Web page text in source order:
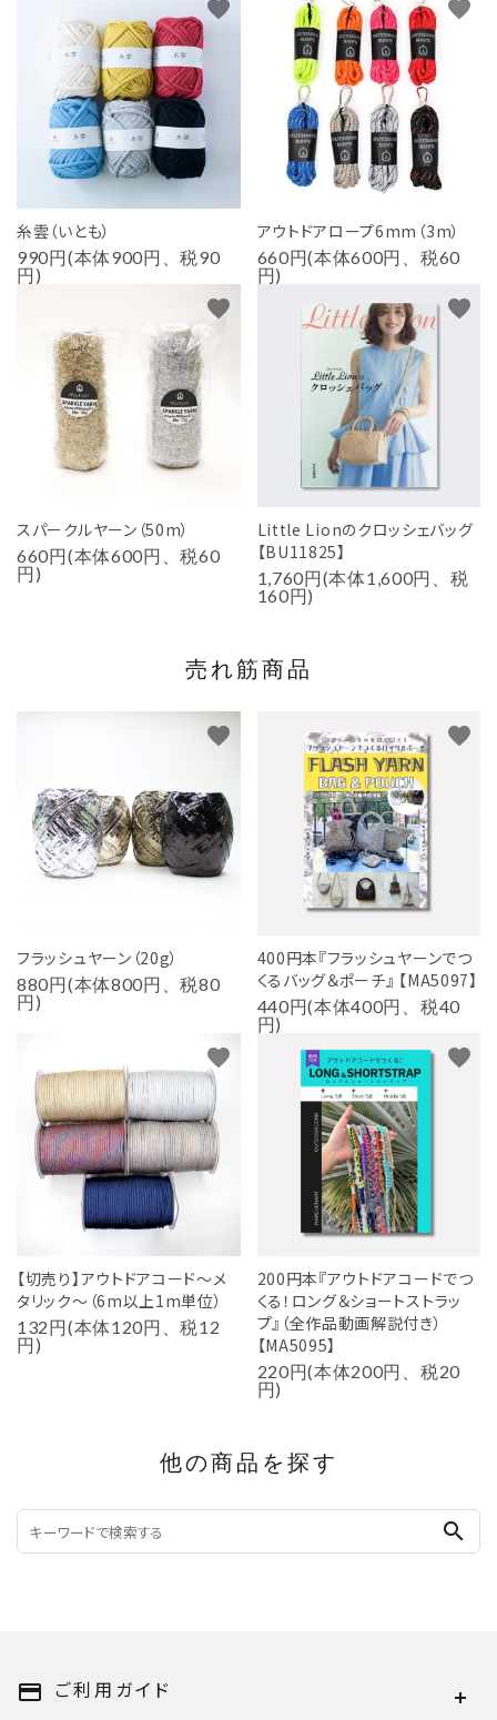
糸雲（いとも）
990円(本体900円、税90
円)
favorite
アウトドアロープ6mm（3m）
660円(本体600円、税60
円)
favorite
スパークルヤーン（50m）
660円(本体600円、税60
円)
favorite
Little Lionのクロッシェバッグ
【BU11825】
1,760円(本体1,600円、税
160円)
favorite
売れ筋商品
フラッシュヤーン（20g）
880円(本体800円、税80
円)
favorite
400円本『フラッシュヤーンでつ
くるバッグ＆ポーチ』 【MA5097】
440円(本体400円、税40
円)
favorite
【切売り】アウトドアコード～メ
タリック～（6m以上1m単位）
132円(本体120円、税12
円)
favorite
200円本『アウトドアコードでつ
くる！ロング＆ショートストラッ
プ』（全作品動画解説付き）
【MA5095】
220円(本体200円、税20
円)
favorite
他の商品を探す
search
payment ご利用ガイド